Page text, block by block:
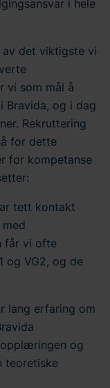
i hele
det viktigste vi
vi som mål å
Bravida, og i dag
Rekruttering
for dette
for kompetanse
tett kontakt
får vi ofte
og VG2, og de
lang erfaring om
og
teoretiske